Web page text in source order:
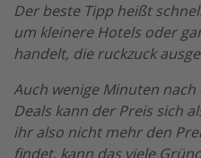
Der beste Tipp heißt
um kleinere Hotels oder
handelt, die ruckzuck
Auch wenige Minuten
Deals kann der Preis sich
ihr also nicht mehr den
findet, kann das viele